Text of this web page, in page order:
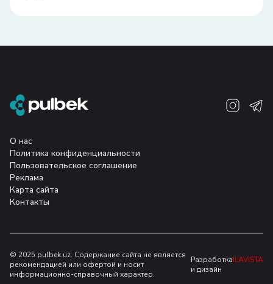
О нас
Политика конфиденциальности
Пользовательское соглашение
Реклама
Карта сайта
Контакты
© 2025 pulbek.uz. Содержание сайта не является
рекомендацией или офертой и носит
информационно-справочный характер.
Разработка
и дизайн
ILAVISTA